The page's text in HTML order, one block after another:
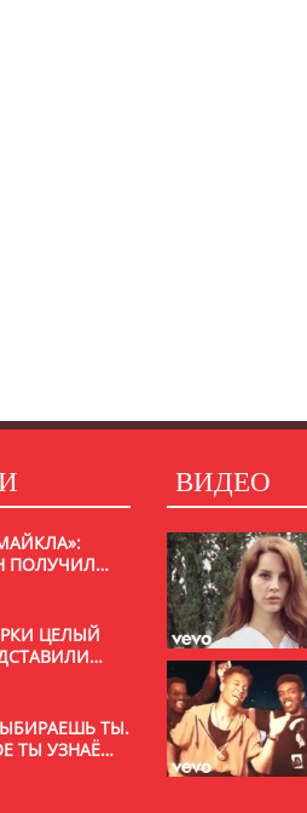
ПОЛУЧИЛ
ЦЕЛЫЙ
ТЫ.
ТЫ УЗНАЁШЬ
ВИДЕО